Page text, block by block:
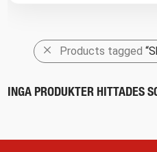
Products tagged
INGA PRODUKTER HITTADES